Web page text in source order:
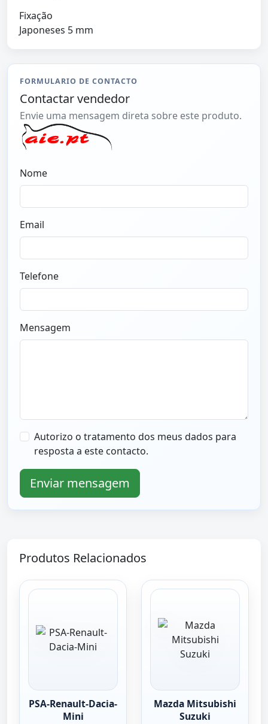
Fixação
Japoneses 5 mm
FORMULARIO DE CONTACTO
Contactar vendedor
Envie uma mensagem direta sobre este produto.
Nome
Email
Telefone
Mensagem
Autorizo o tratamento dos meus dados para
resposta a este contacto.
Enviar mensagem
Produtos Relacionados
PSA-Renault-Dacia-
Mini
Mazda Mitsubishi
Suzuki